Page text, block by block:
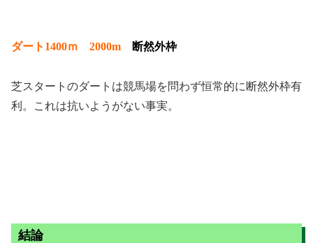
ダート1400ｍ 2000m 断然外枠
芝スタートのダートは競馬場を問わず恒常的に断然外枠有
利。これは抗いようがない事実。
結論